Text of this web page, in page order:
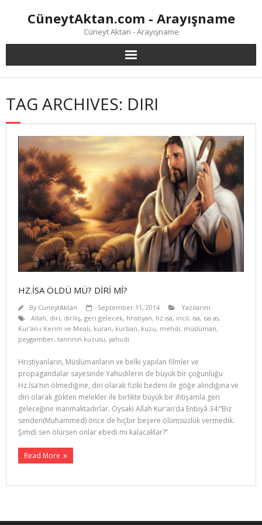
CüneytAktan.com - Arayışname
Cüneyt Aktan - Arayışname
TAG ARCHIVES: DIRI
HZ.İSA ÖLDÜ MÜ? DİRİ Mİ?
By CuneytAktan September 11, 2014
Yazılarım
Allah, diri, diriliş, geri gelecek, hristiyan, hz.isa, incil, isa, isa as,
Kur'an-ı Kerim ve Meali, kuran, kurban, kuzu, mehdi, müslüman,
peygamber, tanrının kuzusu, yahudi
Hristiyanların, Müslümanların ve belki yapılan filmler ve
propagandalar sayesinde Yahudilerin de büyük bir çoğunluğu
Hz.İsa’nın ölmediğine, diri olarak fiziki bedeni ile göğe alındığına ve
diri olarak gökten melekler ile birlikte büyük bir ihtişamla geri
geleceğine inanmaktadırlar. Oysaki Allah Kur’an’da Enbiyâ 34:“Biz
senden(Muhammed) önce de hiçbir beşere ölümsüzlük vermedik.
Şimdi sen ölürsen onlar ebedi mi kalacaklar?”
Read More